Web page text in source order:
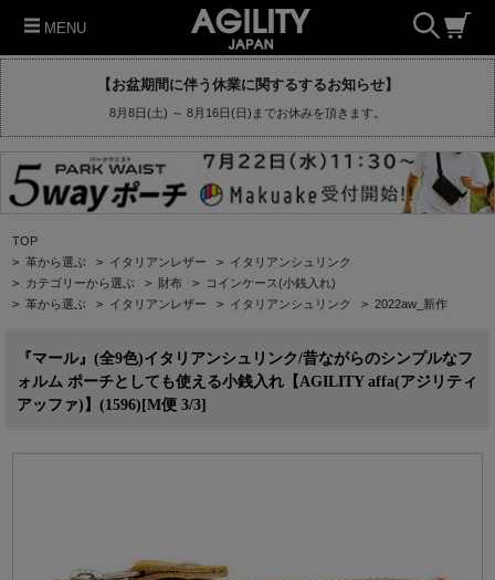
MENU
【お盆期間に伴う休業に関するするお知らせ】
8月8日(土) ～ 8月16日(日)までお休みを頂きます。
TOP
> 革から選ぶ > イタリアンレザー > イタリアンシュリンク
> カテゴリーから選ぶ > 財布 > コインケース(小銭入れ)
> 革から選ぶ > イタリアンレザー > イタリアンシュリンク > 2022aw_新作
『マール』(全9色)イタリアンシュリンク/昔ながらのシンプルなフ
ォルム ポーチとしても使える小銭入れ【AGILITY affa(アジリティ
アッファ)】(1596)[M便 3/3]